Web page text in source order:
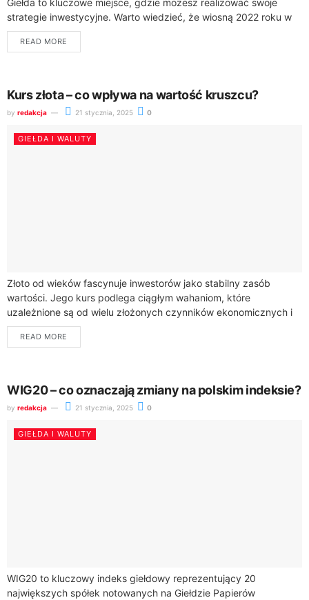
strategie inwestycyjne. Warto wiedzieć, że wiosną 2022 roku w
Polsce działało blisko 50 domów maklerskich,...
READ MORE
Kurs złota – co wpływa na wartość kruszcu?
by redakcja 21 stycznia, 2025 0
GIEŁDA I WALUTY
Złoto od wieków fascynuje inwestorów jako stabilny zasób
wartości. Jego kurs podlega ciągłym wahaniom, które
uzależnione są od wielu złożonych czynników ekonomicznych i
geopolitycznych. Zrozumienie mechanizmów wpływających na
cenę tego...
READ MORE
WIG20 – co oznaczają zmiany na polskim indeksie?
by redakcja 21 stycznia, 2025 0
GIEŁDA I WALUTY
WIG20 to kluczowy indeks giełdowy reprezentujący 20
największych spółek notowanych na Giełdzie Papierów